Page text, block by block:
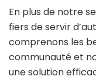
En plus de notre
fiers de servir
comprenons les
communauté et
une solution